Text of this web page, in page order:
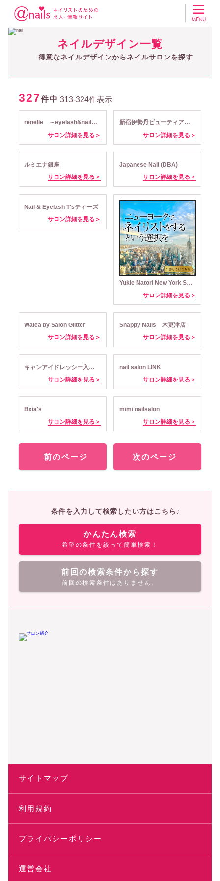
ネイリスト・ネイルサロンの求人アットネイルズ 得意なネイルデザイン
ネイルデザイン一覧
得意なネイルデザインからネイルサロンを探す
327件中 313-324件表示
renelle ～eyelash&nail～ supported by REMIA
サロン詳細を見る＞
新宿伊勢丹ビューティアポセカリー ネイルマティック
サロン詳細を見る＞
ルミエナ銀座
サロン詳細を見る＞
Japanese Nail (DBA)
サロン詳細を見る＞
Nail & Eyelash T'sティーズ
サロン詳細を見る＞
Yukie Natori New York Salon & Spa
サロン詳細を見る＞
Walea by Salon Glitter
サロン詳細を見る＞
Snappy Nails 木更津店
サロン詳細を見る＞
キャンアイドレッシー入谷店
サロン詳細を見る＞
nail salon LINK
サロン詳細を見る＞
Bxia's
サロン詳細を見る＞
mimi nailsalon
サロン詳細を見る＞
前のページ 次のページ
条件を入力して検索したい方はこちら♪
かんたん検索
希望の条件を絞って簡単検索！
前回の検索条件から探す
前回の検索条件はありません。
サイトマップ
利用規約
プライバシーポリシー
運営会社